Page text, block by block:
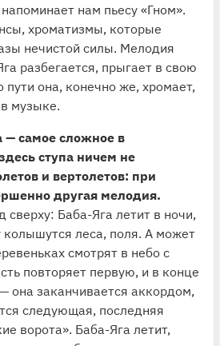
нам пьесу «Гном».
хроматизмы, которые
нечистой силы. Мелодия
разбегается, прыгает в свою
пути она, конечно же, хромает,
музыке.
— самое сложное в
ступа ничем не
и вертолетов: при
другая мелодия.
сверху: Баба-Яга летит в ночи,
колышутся леса, поля. А может
смотрят в небо с
повторяет первую, и в конце
она заканчивается аккордом,
следующая, последняя
ворота». Баба-Яга летит,